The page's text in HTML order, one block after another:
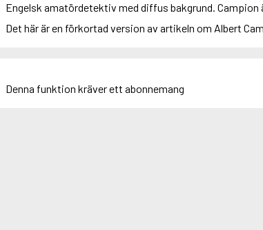
Engelsk amatördetektiv med diffus bakgrund.
Det här är en förkortad version av artikeln om Albert
Denna funktion kräver ett abonnemang